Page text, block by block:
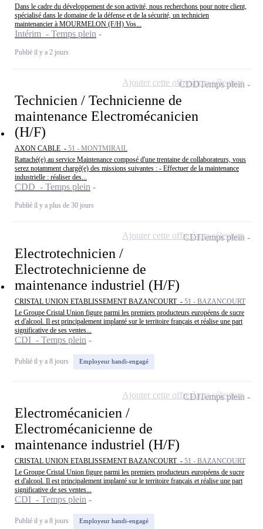
Dans le cadre du développement de son activité, nous recherchons pour notre client,
spécialisé dans le domaine de la défense et de la sécurité, un technicien
maintenancier à MOURMELON (F/H) Vos...
Intérim - Temps plein
Publié il y a 2 jours
Technicien / Technicienne de
maintenance Electromécanicien
(H/F)
AXON CABLE - 51 - MONTMIRAIL
Rattaché(e) au service Maintenance composé d'une trentaine de collaborateurs, vous
serez notamment chargé(e) des missions suivantes : - Effectuer de la maintenance
industrielle : réaliser des...
CDD - Temps plein
Publié il y a plus de 30 jours
CDDTemps plein
Ajouter cette offre à ma sélection
Electrotechnicien /
Electrotechnicienne de
maintenance industriel (H/F)
CRISTAL UNION ETABLISSEMENT BAZANCOURT - 51 - BAZANCOURT
Le Groupe Cristal Union figure parmi les premiers producteurs européens de sucre
et d'alcool. Il est principalement implanté sur le territoire français et réalise une part
significative de ses ventes...
CDI - Temps plein
Publié il y a 8 jours Employeur handi-engagé
CDITemps plein
Ajouter cette offre à ma sélection
Electromécanicien /
Electromécanicienne de
maintenance industriel (H/F)
CRISTAL UNION ETABLISSEMENT BAZANCOURT - 51 - BAZANCOURT
Le Groupe Cristal Union figure parmi les premiers producteurs européens de sucre
et d'alcool. Il est principalement implanté sur le territoire français et réalise une part
significative de ses ventes...
CDI - Temps plein
Publié il y a 8 jours Employeur handi-engagé
CDITemps plein
Ajouter cette offre à ma sélection